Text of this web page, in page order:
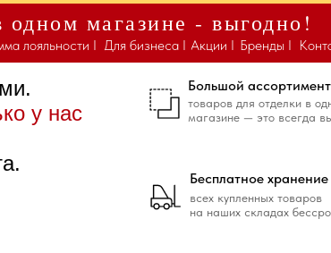
одном магазине - выгодно!
Бренды I
Акции I
Для бизнеса I
лояльности I
всех купленных товаров
на наших складах
Бесплатное хранение
товаров для отделки в
магазине — это всегда
Большой ассортимент
у нас